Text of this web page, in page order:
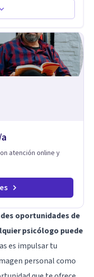
lo acordamos en
atención online y
oportunidades de
psicólogo puede
es impulsar tu
personal como